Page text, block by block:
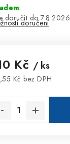
7.8.2026
doručení
Kč / ks
Kč bez DPH